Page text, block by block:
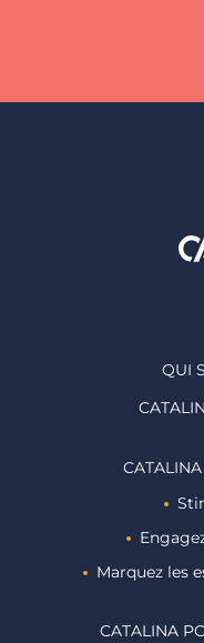
QUI
Marquez les
CATALINA